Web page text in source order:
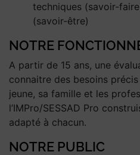
techniques (savoir-
(savoir-être)
NOTRE
A partir de 15 ans, une
connaitre des besoins
jeune, sa famille et les
l’IMPro/SESSAD Pro
adapté à chacun.
NOTRE PUBLIC